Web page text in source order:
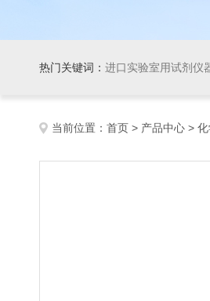
热门关键词： 进口实验室用试剂仪
当前位置： 首页 > 产品中心 > 化